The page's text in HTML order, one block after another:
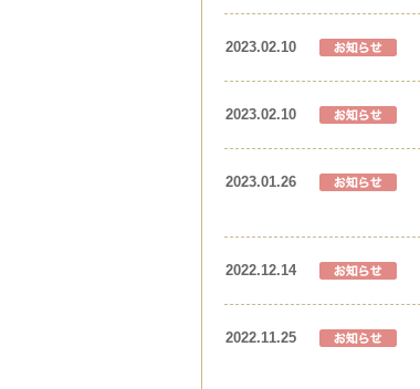
2023.02.10
2023.02.10
2023.01.26
2022.12.14
2022.11.25